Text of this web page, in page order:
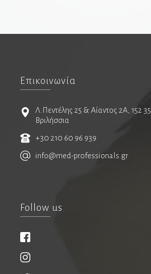
Νευρολόγοι
Νευροχειρουργοί
Λειτουργική νευροχειρουργική
Χειρουργοί σπονδυλικής στήλης
Νοσοκομεία & Κλινικές
Επικοινωνία
Λ.Πεντέλης 25 & Αίαντος 2Α, 152 35
Βριλήσσια
+30 210 60 96 939
info@med-professionals.gr
Follow us